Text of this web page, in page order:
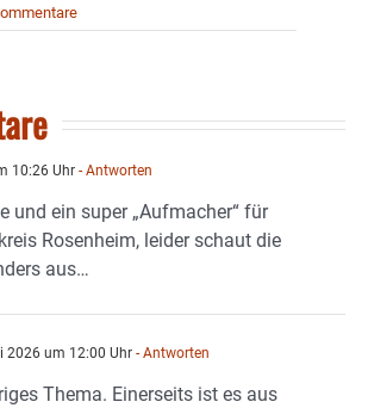
10:26 Uhr - Antworten
und ein super „Aufmacher“ für
Rosenheim, leider schaut die
aus…
2026 um 12:00 Uhr - Antworten
Thema. Einerseits ist es aus